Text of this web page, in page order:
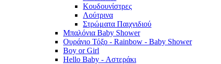
Κουδουνίστρες
Λούτρινα
Στρώματα Παιχνιδιού
Μπαλόνια Baby Shower
Ουράνιο Τόξο - Rainbow - Baby Shower
Boy or Girl
Hello Baby - Αστεράκι